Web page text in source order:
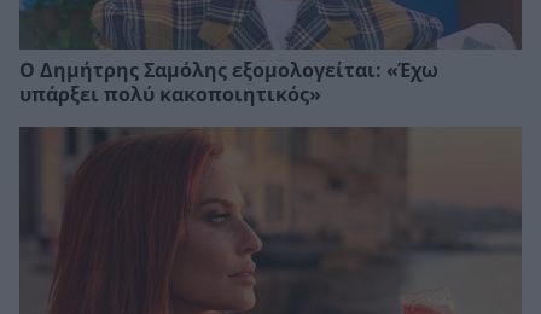
Ο Δημήτρης Σαμόλης εξομολογείται: «Έχω
υπάρξει πολύ κακοποιητικός»